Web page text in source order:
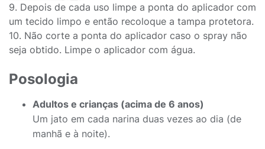
9. Depois de cada uso limpe a ponta do aplicador com
um tecido limpo e então recoloque a tampa protetora.
10. Não corte a ponta do aplicador caso o spray não
seja obtido. Limpe o aplicador com água.
Posologia
Adultos e crianças (acima de 6 anos)
Um jato em cada narina duas vezes ao dia (de
manhã e à noite).